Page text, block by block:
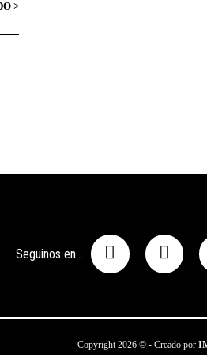
Seguinos en...
Copyright 2026 © - Creado por